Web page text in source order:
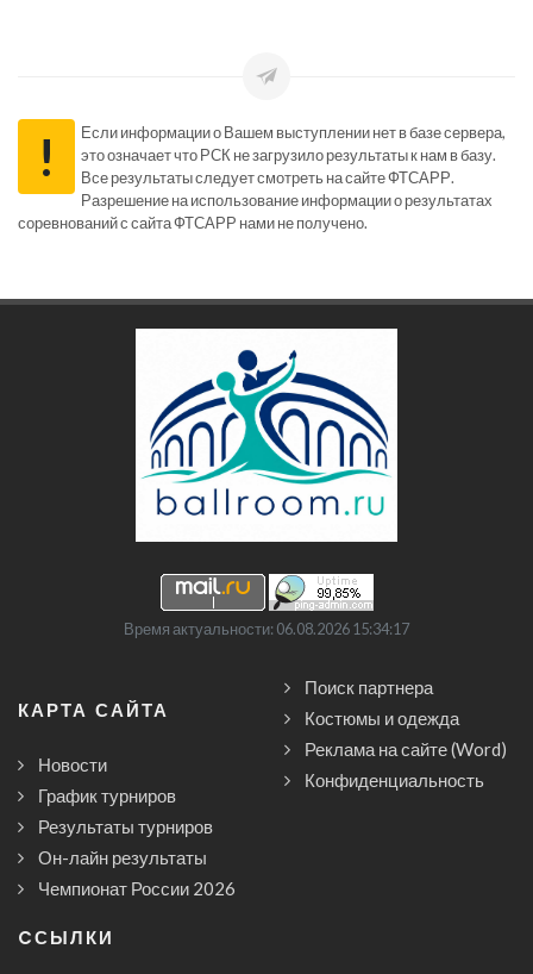
!
Если информации о Вашем выступлении нет в базе сервера,
это означает что РСК не загрузило результаты к нам в базу.
Все результаты следует смотреть на сайте ФТСАРР.
Разрешение на использование информации о результатах
соревнований с сайта ФТСАРР нами не получено.
Время актуальности: 06.08.2026 15:34:17
КАРТА САЙТА
Новости
График турниров
Результаты турниров
Он-лайн результаты
Чемпионат России 2026
Поиск партнера
Костюмы и одежда
Реклама на сайте (Word)
Конфиденциальность
CСЫЛКИ